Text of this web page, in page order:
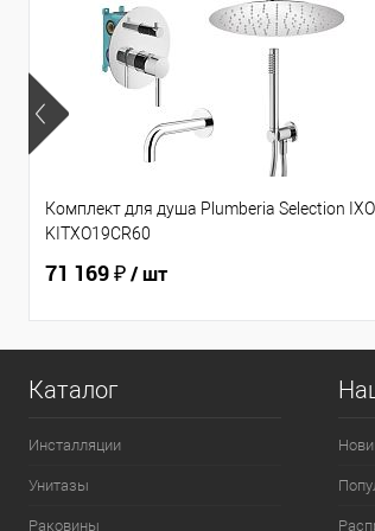
Комплект для душа Plumberia Selection IXO
KITXO19CR60
71 169 ₽/ шт
Каталог
Инсталляции
Унитазы
Раковины